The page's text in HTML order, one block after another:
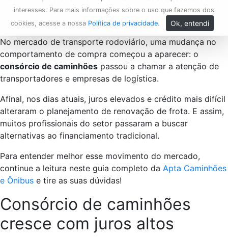
interesses. Para mais informações sobre o uso que fazemos dos
cookies, acesse a nossa Política de privacidade. Ok, entendi
No mercado de transporte rodoviário, uma mudança no
comportamento de compra começou a aparecer: o
consórcio de caminhões passou a chamar a atenção de
transportadores e empresas de logística.
Afinal, nos dias atuais, juros elevados e crédito mais difícil
alteraram o planejamento de renovação de frota. E assim,
muitos profissionais do setor passaram a buscar
alternativas ao financiamento tradicional.
Para entender melhor esse movimento do mercado,
continue a leitura neste guia completo da Apta Caminhões
e Ônibus e tire as suas dúvidas!
Consórcio de caminhões
cresce com juros altos